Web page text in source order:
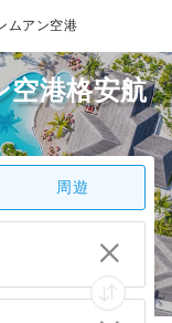
ムアン空港
空港格安航
周遊